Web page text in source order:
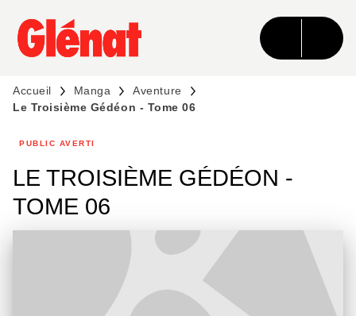
MENU RECHERCHE CONTENU
PIED DE PAGE
Accueil Manga
Aventure
Le Troisième Gédéon - Tome 06
PUBLIC AVERTI
LE TROISIÈME GÉDÉON -
TOME 06